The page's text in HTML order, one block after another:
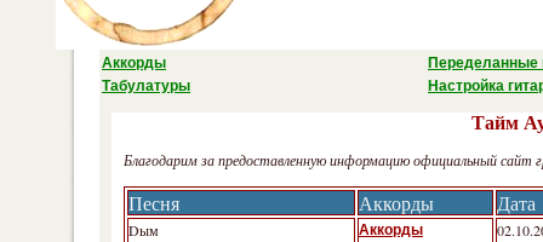
Аккорды
Табулатуры
Переделанные
Настройка
Тайм
Благодарим за предоставленную информацию официальный сайт
Песня Аккорды Дата
Dым Аккорды